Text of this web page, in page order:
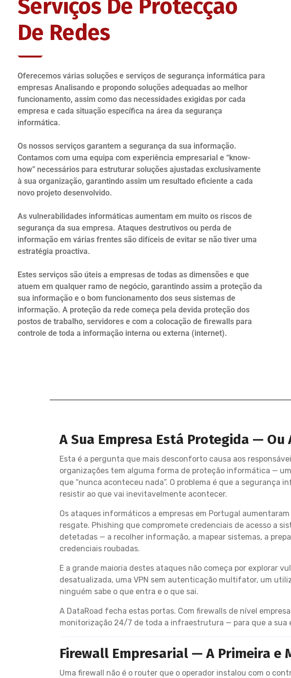
Serviços De Protecção
De Redes
Oferecemos várias soluções e serviços de segurança informática para
empresas Analisando e propondo soluções adequadas ao melhor
funcionamento, assim como das necessidades exigidas por cada
empresa e cada situação específica na área da segurança
informática.
Os nossos serviços garantem a segurança da sua informação.
Contamos com uma equipa com experiência empresarial e “know-
how” necessários para estruturar soluções ajustadas exclusivamente
à sua organização, garantindo assim um resultado eficiente a cada
novo projeto desenvolvido.
As vulnerabilidades informáticas aumentam em muito os riscos de
segurança da sua empresa. Ataques destrutivos ou perda de
informação em várias frentes são difíceis de evitar se não tiver uma
estratégia proactiva.
Estes serviços são úteis a empresas de todas as dimensões e que
atuem em qualquer ramo de negócio, garantindo assim a proteção da
sua informação e o bom funcionamento dos seus sistemas de
informação. A proteção da rede começa pela devida proteção dos
postos de trabalho, servidores e com a colocação de firewalls para
controle de toda a informação interna ou externa (internet).
A Sua Empresa Está Protegida — Ou
Esta é a pergunta que mais desconforto causa aos
organizações tem alguma forma de proteção informática —
que “nunca aconteceu nada”. O problema é que a segurança
resistir ao que vai inevitavelmente acontecer.
Os ataques informáticos a empresas em Portugal
resgate. Phishing que compromete credenciais de acesso a
detetadas — a recolher informação, a mapear sistemas, a
credenciais roubadas.
E a grande maioria destes ataques não começa por explorar
desatualizada, uma VPN sem autenticação multifator, um
ninguém sabe o que entra e o que sai.
A DataRoad fecha estas portas. Com firewalls de nível
monitorização 24/7 de toda a infraestrutura — para que a sua
Firewall Empresarial — A Primeira e
Uma firewall não é o router que o operador instalou com o